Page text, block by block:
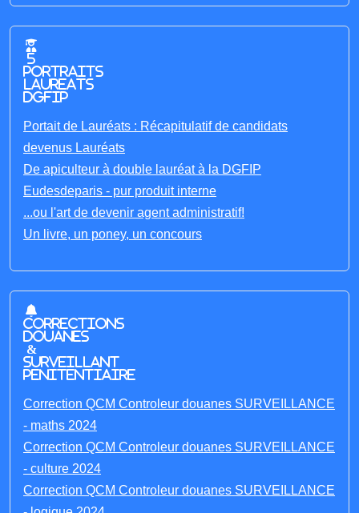
5
portraits
laureats
DGFIP
Portait de Lauréats : Récapitulatif de candidats
devenus Lauréats
De apiculteur à double lauréat à la DGFIP
Eudesdeparis - pur produit interne
...ou l'art de devenir agent administratif!
Un livre, un poney, un concours
Corrections
Douanes
&
Surveillant
penitentiaire
Correction QCM Controleur douanes SURVEILLANCE
- maths 2024
Correction QCM Controleur douanes SURVEILLANCE
- culture 2024
Correction QCM Controleur douanes SURVEILLANCE